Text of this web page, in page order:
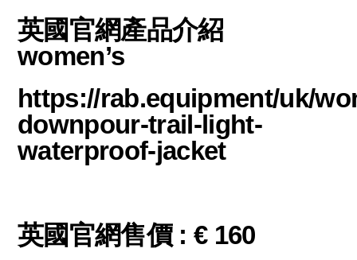
英國官網產品介紹
women’s
https://rab.equipment/uk/
downpour-trail-light-
waterproof-jacket
英國官網售價 : € 160